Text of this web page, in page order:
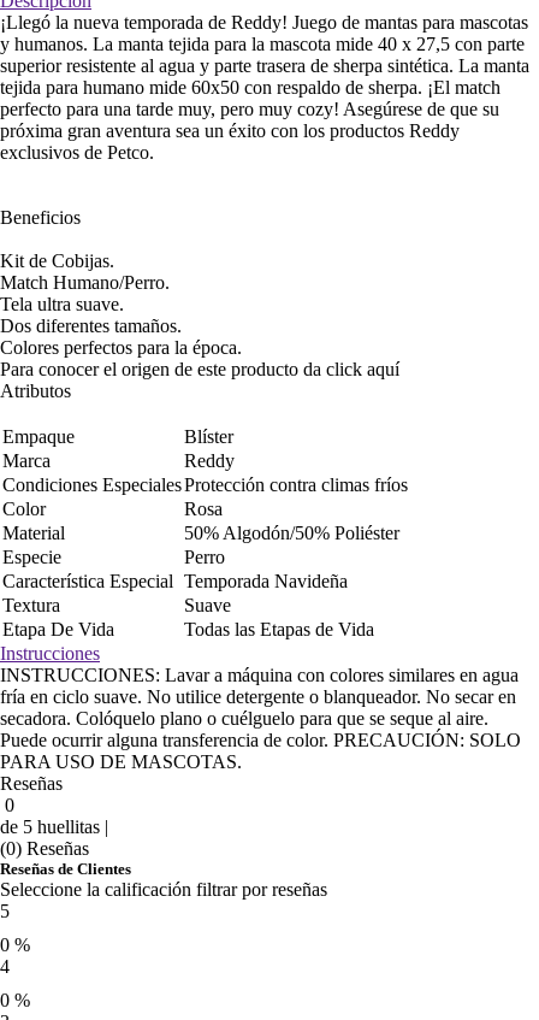
¡Llegó la nueva temporada de Reddy! Juego de mantas para mascotas
y humanos. La manta tejida para la mascota mide 40 x 27,5 con parte
superior resistente al agua y parte trasera de sherpa sintética. La manta
tejida para humano mide 60x50 con respaldo de sherpa. ¡El match
perfecto para una tarde muy, pero muy cozy! Asegúrese de que su
próxima gran aventura sea un éxito con los productos Reddy
exclusivos de Petco.
Beneficios
Kit de Cobijas.
Match Humano/Perro.
Tela ultra suave.
Dos diferentes tamaños.
Colores perfectos para la época.
Para conocer el origen de este producto da click aquí
Atributos
Empaque
Blíster
Marca
Reddy
Condiciones EspecialesProtección contra climas fríos
Color
Rosa
Material
50% Algodón/50% Poliéster
Especie
Perro
Característica Especial Temporada Navideña
Textura
Suave
Etapa De Vida
Todas las Etapas de Vida
Instrucciones
INSTRUCCIONES: Lavar a máquina con colores similares en agua
fría en ciclo suave. No utilice detergente o blanqueador. No secar en
secadora. Colóquelo plano o cuélguelo para que se seque al aire.
Puede ocurrir alguna transferencia de color. PRECAUCIÓN: SOLO
PARA USO DE MASCOTAS.
Reseñas
0
de 5 huellitas |
(0) Reseñas
Reseñas de Clientes
Seleccione la calificación filtrar por reseñas
5
0 %
4
0 %